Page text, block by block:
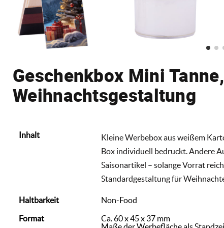
Geschenkbox Mini
Weihnachtsgestaltung
Inhalt
Kleine Werbebox aus weißem
Box individuell bedruckt. Andere
Saisonartikel – solange Vorrat
Standardgestaltung für
Haltbarkeit
Non-Food
Format
Ca. 60 x 45 x 37 mm